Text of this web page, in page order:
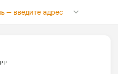
—введите адрес
₽₽